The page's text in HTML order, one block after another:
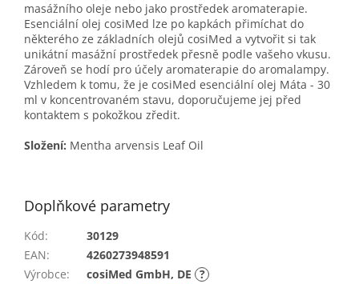
masážního oleje nebo jako prostředek aromaterapie.
Esenciální olej cosiMed lze po kapkách přimíchat do
některého ze základních olejů cosiMed a vytvořit si tak
unikátní masážní prostředek přesně podle vašeho vkusu.
Zároveň se hodí pro účely aromaterapie do aromalampy.
Vzhledem k tomu, že je cosiMed esenciální olej Máta - 30
ml v koncentrovaném stavu, doporučujeme jej před
kontaktem s pokožkou zředit.
Složení: Mentha arvensis Leaf Oil
Doplňkové parametry
Kód:
30129
EAN:
4260273948591
Výrobce: cosiMed GmbH, DE ?